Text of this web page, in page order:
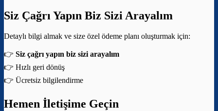
Siz Çağrı Yapın Biz Sizi Arayalım
Detaylı bilgi almak ve size özel ödeme planı oluşturmak için:
👉 Siz çağrı yapın biz sizi arayalım
👉 Hızlı geri dönüş
👉 Ücretsiz bilgilendirme
Hemen İletişime Geçin